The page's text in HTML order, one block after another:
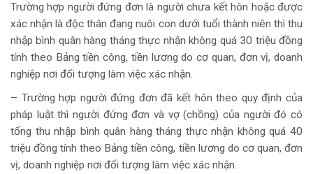
Trường hợp người đứng đơn là người chưa kết hôn hoặc được
xác nhận là độc thân đang nuôi con dưới tuổi thành niên thì thu
nhập bình quân hàng tháng thực nhận không quá 30 triệu đồng
tính theo Bảng tiền công, tiền lương do cơ quan, đơn vị, doanh
nghiệp nơi đối tượng làm việc xác nhận.
– Trường hợp người đứng đơn đã kết hôn theo quy định của
pháp luật thì người đứng đơn và vợ (chồng) của người đó có
tổng thu nhập bình quân hàng tháng thực nhận không quá 40
triệu đồng tính theo Bảng tiền công, tiền lương do cơ quan, đơn
vị, doanh nghiệp nơi đối tượng làm việc xác nhận.